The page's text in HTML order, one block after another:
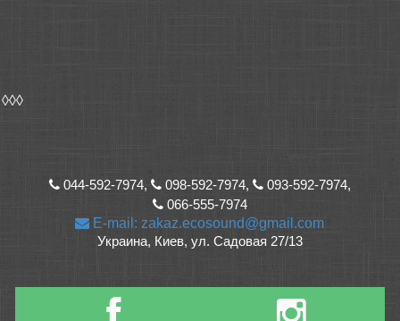
◊◊◊
044-592-7974, 098-592-7974,
093-592-7974,
066-555-7974
E-mail: zakaz.ecosound@gmail.com
Украина, Киев, ул. Садовая 27/13